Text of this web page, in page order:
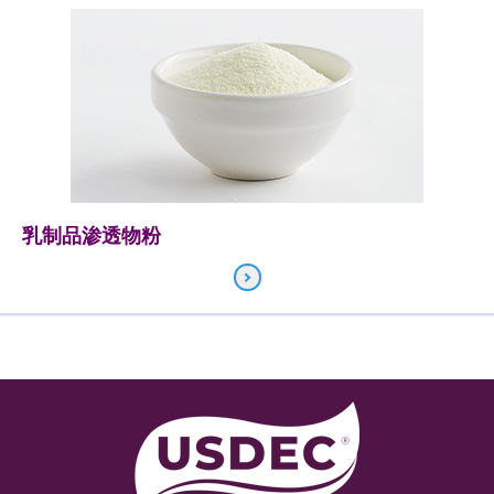
乳制品渗透物粉